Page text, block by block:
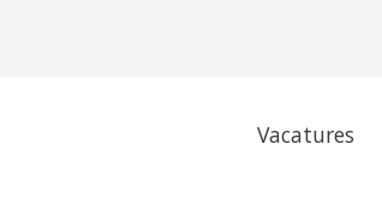
Vacatures